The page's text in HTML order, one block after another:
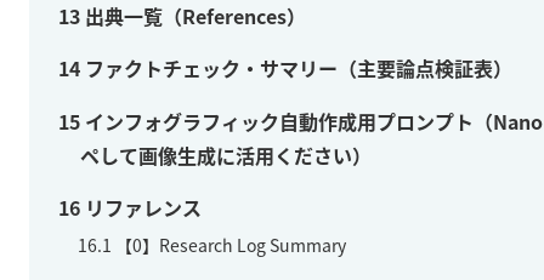
13 出典一覧（References）
14 ファクトチェック・サマリー（主要論点検証表）
15 インフォグラフィック自動作成用プロンプト（
ペして画像生成に活用ください）
16 リファレンス
16.1 【0】Research Log Summary